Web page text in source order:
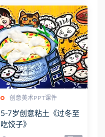
创意美术PPT课件
5-7岁创意粘土《过冬至
吃饺子》